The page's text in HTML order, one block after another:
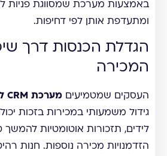
באמצעות מערכת שמסווגת פניות
ומתעדפת אותן לפי דחיפות.
הגדלת הכנסות דרך
המכירה
העסקים שמטמיעים מערכת CRM לניהול פניות
גידול משמעותי במכירות בזכות
לידים, תזכורות אוטומטיות להמשך
הזדמנויות מכירה נוספות. חנות